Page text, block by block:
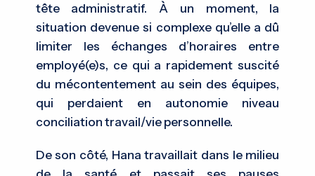
tête administratif. À un moment, la
situation devenue si complexe qu’elle a dû
limiter les échanges d’horaires entre
employé(e)s, ce qui a rapidement suscité
du mécontentement au sein des équipes,
qui perdaient en autonomie niveau
conciliation travail/vie personnelle.
De son côté, Hana travaillait dans le milieu